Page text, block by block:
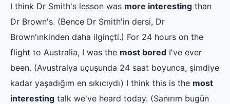
I think Dr Smith's lesson was more interesting than
Dr Brown's. (Bence Dr Smith'in dersi, Dr
Brown'ınkinden daha ilginçti.) For 24 hours on the
flight to Australia, I was the most bored I've ever
been. (Avustralya uçuşunda 24 saat boyunca, şimdiye
kadar yaşadığım en sıkıcıydı) I think this is the most
interesting talk we've heard today. (Sanırım bugün